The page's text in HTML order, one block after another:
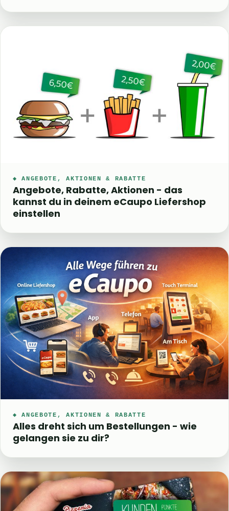
◆ ANGEBOTE, AKTIONEN & RABATTE
Angebote, Rabatte, Aktionen - das
kannst du in deinem eCaupo Liefershop
einstellen
◆ ANGEBOTE, AKTIONEN & RABATTE
Alles dreht sich um Bestellungen - wie
gelangen sie zu dir?